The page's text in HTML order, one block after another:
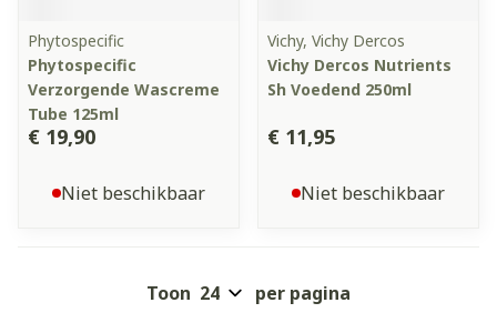
Phytospecific
Phytospecific
Verzorgende Wascreme
Tube 125ml
€ 19,90
Niet beschikbaar
Vichy, Vichy Dercos
Vichy Dercos Nutrients
Sh Voedend 250ml
€ 11,95
Niet beschikbaar
Toon per pagina